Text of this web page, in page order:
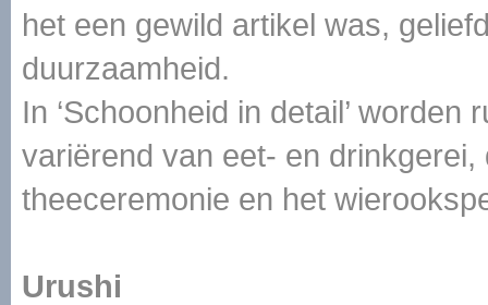
het een gewild artikel was,
duurzaamheid.
In ‘Schoonheid in detail’
variërend van eet- en
theeceremonie en het
Urushi